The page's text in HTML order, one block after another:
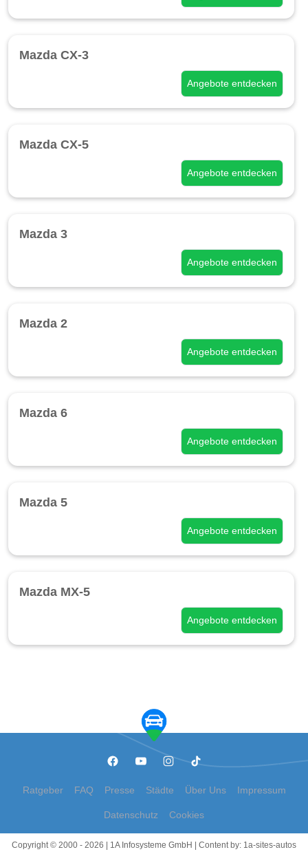
Mazda CX-3
Angebote entdecken
Mazda CX-5
Angebote entdecken
Mazda 3
Angebote entdecken
Mazda 2
Angebote entdecken
Mazda 6
Angebote entdecken
Mazda 5
Angebote entdecken
Mazda MX-5
Angebote entdecken
Ratgeber FAQ Presse Städte Über Uns Impressum
Datenschutz Cookies
Copyright © 2000 - 2026 | 1A Infosysteme GmbH | Content by: 1a-sites-autos